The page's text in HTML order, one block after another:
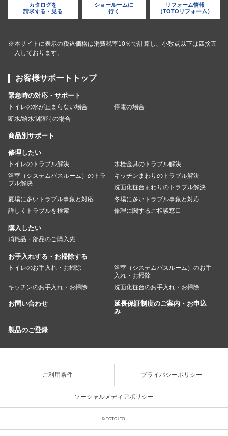
カタログを
請求する・見る
ショールームに
行く
リフォーム情報
（TOTOリフォーム）
※本サイトに表示の税込価格は消費税率10％で計算し、小数点以下は四捨五
入しております。
お客様サポートトップ
緊急時の対応・サポート
トイレの水が止まらない場合
停電の場合
断水/給水制限時の場合
商品別サポート
修理したい
トイレのトラブル解決
水栓金具のトラブル解決
浴室（システムバスルーム）のトラ
ブル解決
キッチンまわりのトラブル解決
洗面化粧台まわりのトラブル解決
夏場に多いトラブル事象と対応
冬場に多いトラブル事象と対応
詳しくトラブルを検索
修理に関するご相談窓口
購入したい
消耗品・部品のご購入先
お手入れする・お掃除する
トイレのお手入れ・お掃除
浴室（システムバスルーム）のお手
入れ・お掃除
キッチンのお手入れ・お掃除
洗面化粧台のお手入れ・お掃除
お問い合わせ
延長保証制度のご案内・お申込
み
製品のご登録
ご利用条件 プライバシーポリシー
ソーシャルメディアポリシー
© TOTO LTD.